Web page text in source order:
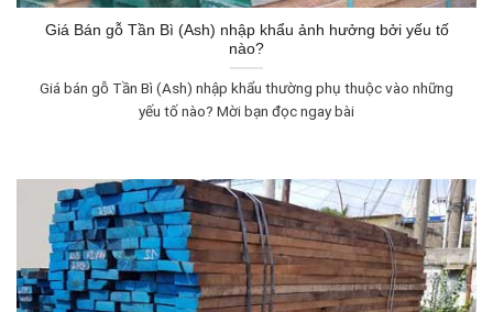
Giá Bán gỗ Tần Bì (Ash) nhập khẩu ảnh hưởng bởi yếu tố
nào?
Giá bán gỗ Tần Bì (Ash) nhập khẩu thường phụ thuộc vào những
yếu tố nào? Mời bạn đọc ngay bài